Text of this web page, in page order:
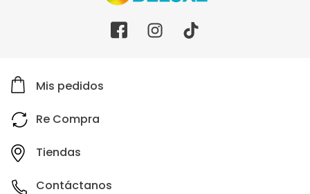
Mis pedidos
Re Compra
Tiendas
Contáctanos